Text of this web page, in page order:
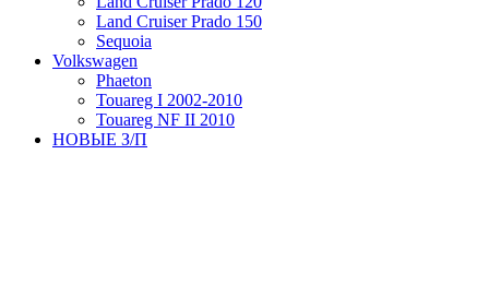
Land Cruiser Prado 150
Sequoia
Volkswagen
Phaeton
Touareg I 2002-2010
Touareg NF II 2010
НОВЫЕ З/П